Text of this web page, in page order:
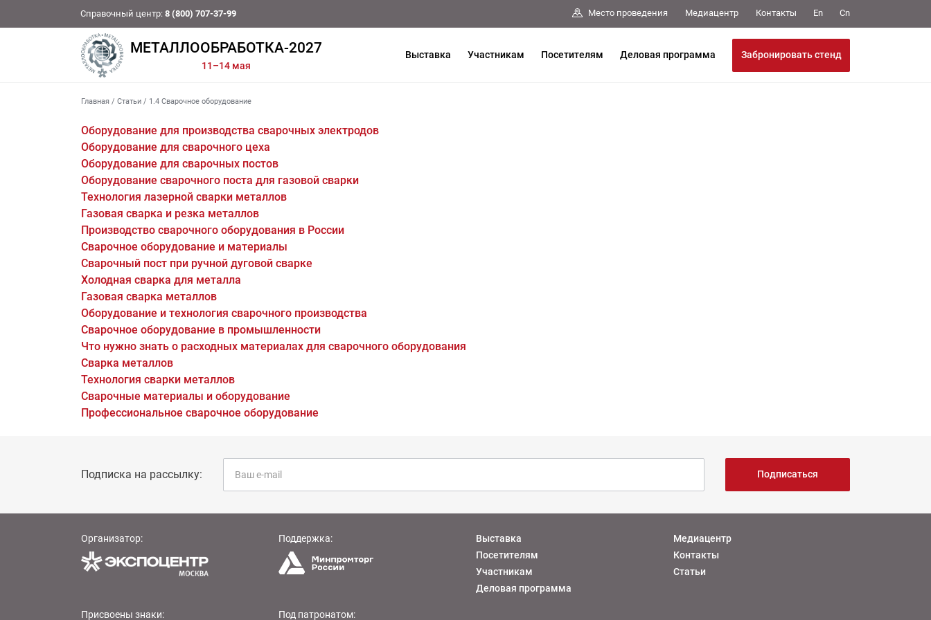
Справочный центр: 8 (800) 707-37-99 Место проведения Медиацентр Контакты En Cn
МЕТАЛЛООБРАБОТКА-2027
11–14 мая
Выставка Участникам Посетителям Деловая программа Забронировать стенд
Главная / Статьи / 1.4 Сварочное оборудование
Оборудование для производства сварочных электродов
Оборудование для сварочного цеха
Оборудование для сварочных постов
Оборудование сварочного поста для газовой сварки
Технология лазерной сварки металлов
Газовая сварка и резка металлов
Производство сварочного оборудования в России
Сварочное оборудование и материалы
Сварочный пост при ручной дуговой сварке
Холодная сварка для металла
Газовая сварка металлов
Оборудование и технология сварочного производства
Сварочное оборудование в промышленности
Что нужно знать о расходных материалах для сварочного оборудования
Сварка металлов
Технология сварки металлов
Сварочные материалы и оборудование
Профессиональное сварочное оборудование
Подписка на рассылку: Подписаться
Организатор:
Присвоены знаки:
Поддержка:
Под патронатом:
Выставка
Посетителям
Участникам
Деловая программа
Медиацентр
Контакты
Статьи